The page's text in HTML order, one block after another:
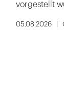
vorgestellt
05.08.2026